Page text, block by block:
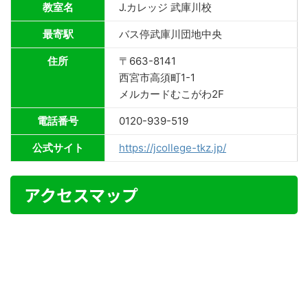
教室名 J.カレッジ 武庫川校
最寄駅 バス停武庫川団地中央
住所
〒663-8141
西宮市高須町1-1
メルカードむこがわ2F
電話番号 0120-939-519
公式サイト https://jcollege-tkz.jp/
アクセスマップ